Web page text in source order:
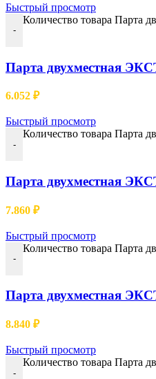
Мольберты
• меловые
• текстильные
•
• картотека
Быстрый просмотр
-
Количество товара Парта
Парта двухместная
6.052 ₽
Быстрый просмотр
-
Количество товара Парта
Парта двухместная
7.860 ₽
Быстрый просмотр
-
Количество товара Парта
Парта двухместная
8.840 ₽
Быстрый просмотр
-
Количество товара Парта